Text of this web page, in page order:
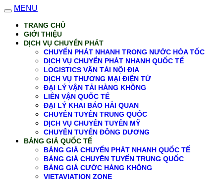
MENU
TRANG CHỦ
GIỚI THIỆU
DỊCH VỤ CHUYỂN PHÁT
CHUYỂN PHÁT NHANH TRONG NƯỚC HỎA TỐC
DỊCH VỤ CHUYỂN PHÁT NHANH QUỐC TẾ
LOGISTICS VẬN TẢI NỘI ĐỊA
DỊCH VỤ THƯƠNG MẠI ĐIỆN TỬ
ĐẠI LÝ VẬN TẢI HÀNG KHÔNG
LIÊN VẬN QUỐC TẾ
ĐẠI LÝ KHAI BÁO HẢI QUAN
CHUYÊN TUYẾN TRUNG QUỐC
DỊCH VỤ CHUYÊN TUYẾN MỸ
CHUYÊN TUYẾN ĐÔNG DƯƠNG
BẢNG GIÁ QUỐC TẾ
BẢNG GIÁ CHUYỂN PHÁT NHANH QUỐC TẾ
BẢNG GIÁ CHUYÊN TUYẾN TRUNG QUỐC
BẢNG GIÁ CƯỚC HÀNG KHÔNG
VIETAVIATION ZONE